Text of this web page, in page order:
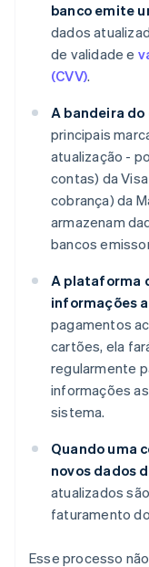
banco emite
dados
de validade e
(CVV).
A bandeira
principais
atualização -
contas) da
cobrança) da
armazenam
bancos
A plataforma
informações
pagamentos
cartões, ela
regularmente
informações
sistema.
Quando uma
novos dados
atualizados
faturamento
Esse processo